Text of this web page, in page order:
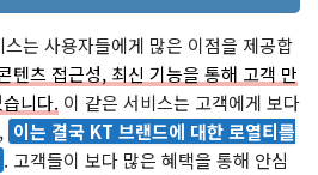
는 사용자들에게 많은 이점을 제공합
텐츠 접근성, 최신 기능을 통해 고객 만
니다. 이 같은 서비스는 고객에게 보다
이는 결국 KT 브랜드에 대한 로열티를
. 고객들이 보다 많은 혜택을 통해 안심